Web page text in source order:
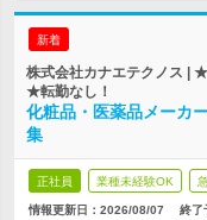
新着
株式会社カナエテクノス |
★転勤なし！
化粧品・医薬品メーカ
集
正社員 業種未経験OK
情報更新日：2026/08/07 終了